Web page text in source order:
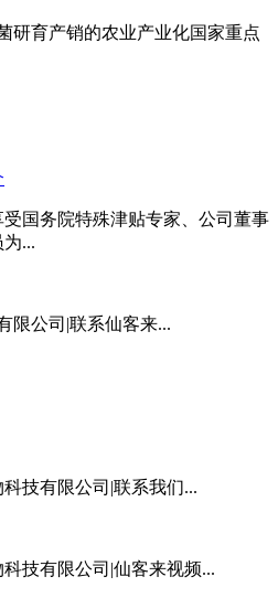
研育产销的农业产业化国家重点
国务院特殊津贴专家、公司董事
...
限公司|联系仙客来...
技有限公司|联系我们...
技有限公司|仙客来视频...